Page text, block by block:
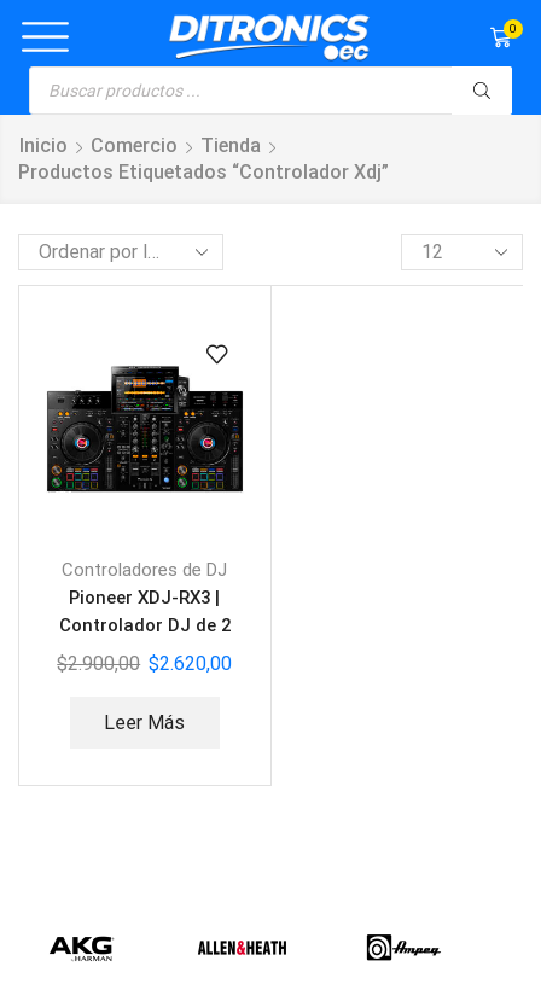
0
Inicio Comercio
Tienda
Productos Etiquetados “controlador Xdj”
Controladores de DJ
Pioneer XDJ-RX3 |
Controlador DJ de 2
canales
$2.900,00 $2.620,00
Leer Más